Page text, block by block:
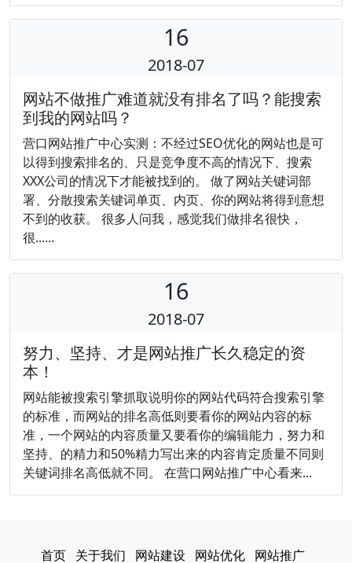
16
2018-07
网站不做推广难道就没有排名了吗？能搜索
到我的网站吗？
营口网站推广中心实测：不经过SEO优化的网站也是可
以得到搜索排名的、只是竞争度不高的情况下、搜索
XXX公司的情况下才能被找到的。 做了网站关键词部
署、分散搜索关键词单页、内页、你的网站将得到意想
不到的收获。 很多人问我，感觉我们做排名很快，
很......
16
2018-07
努力、坚持、才是网站推广长久稳定的资
本！
网站能被搜索引擎抓取说明你的网站代码符合搜索引擎
的标准，而网站的排名高低则要看你的网站内容的标
准，一个网站的内容质量又要看你的编辑能力，努力和
坚持、的精力和50%精力写出来的内容肯定质量不同则
关键词排名高低就不同。 在营口网站推广中心看来...
首页 关于我们 网站建设 网站优化 网站推广